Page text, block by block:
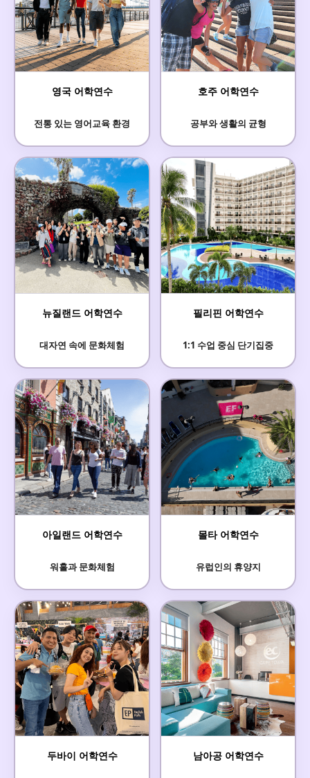
영국 어학연수
전통 있는 영어교육 환경
호주 어학연수
공부와 생활의 균형
뉴질랜드 어학연수
대자연 속에 문화체험
필리핀 어학연수
1:1 수업 중심 단기집중
아일랜드 어학연수
워홀과 문화체험
몰타 어학연수
유럽인의 휴양지
두바이 어학연수 남아공 어학연수